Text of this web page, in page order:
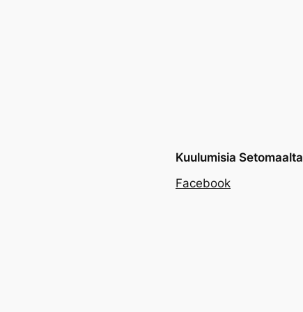
Kuulumisia Setomaalta
Facebook